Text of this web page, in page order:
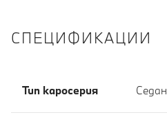
СПЕЦИФИКАЦИИ
Тип каросерия Седан